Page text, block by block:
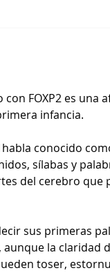
FOXP2 es una
infancia.
conocido
sílabas y
del cerebro que
sus primeras
la claridad
toser,